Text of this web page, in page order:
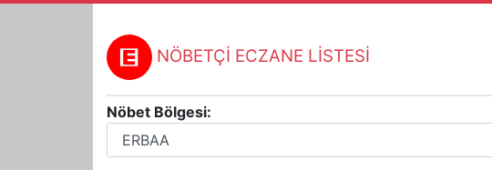
NÖBETÇİ ECZANE LİSTESİ
Nöbet Bölgesi: